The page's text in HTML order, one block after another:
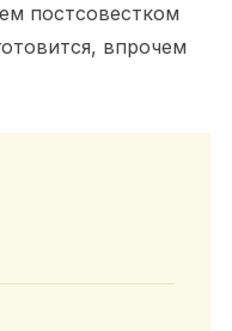
постсовестком
впрочем